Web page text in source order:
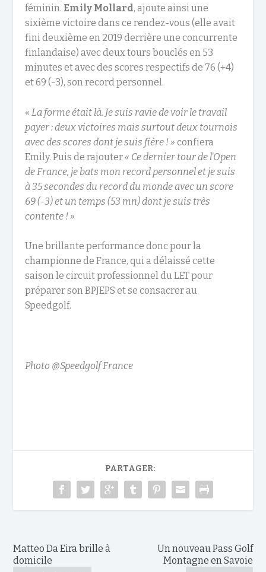
féminin. Emily Mollard, ajoute ainsi une
sixième victoire dans ce rendez-vous (elle avait
fini deuxième en 2019 derrière une concurrente
finlandaise) avec deux tours bouclés en 53
minutes et avec des scores respectifs de 76 (+4)
et 69 (-3), son record personnel.
« La forme était là. Je suis ravie de voir le travail
payer : deux victoires mais surtout deux tournois
avec des scores dont je suis fière ! » confiera
Emily. Puis de rajouter « Ce dernier tour de l’Open
de France, je bats mon record personnel et je suis
à 35 secondes du record du monde avec un score
69 (-3) et un temps (53 mn) dont je suis très
contente !»
Une brillante performance donc pour la
championne de France, qui a délaissé cette
saison le circuit professionnel du LET pour
préparer son BPJEPS et se consacrer au
Speedgolf.
Photo @Speedgolf France
PARTAGER:
Matteo Da Eira brille à
domicile
Un nouveau Pass Golf
Montagne en Savoie